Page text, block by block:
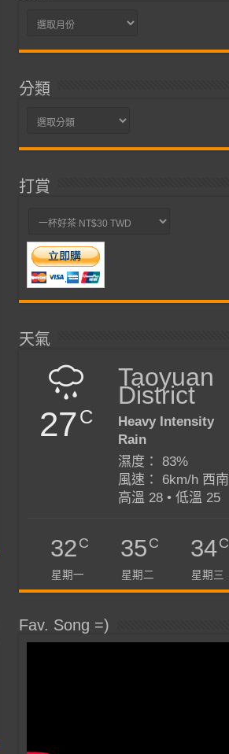
彙
分類
分
打賞
天氣
27C
Taoyuan
District
Heavy Intensity
Rain
濕度： 83%
風速： 6km/h 西南
高溫 28 • 低溫 25
32C
星期一
35C
星期二
34C
星期三
Fav. Song =)